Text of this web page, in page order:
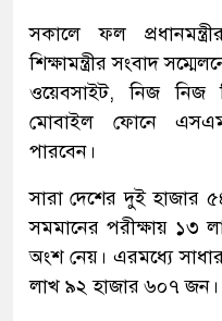
সকালে ফল
শিক্ষামন্ত্রীর সংবাদ
ওয়েবসাইট, নিজ নিজ
মোবাইল ফোনে
পারবেন।
সারা দেশের দুই হাজার
সমমানের পরীক্ষায় ১৩
অংশ নেয়। এরমধ্যে
লাখ ৯২ হাজার ৬০৭ জন।